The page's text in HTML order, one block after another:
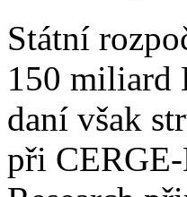
Státní
150 miliard
daní však
při